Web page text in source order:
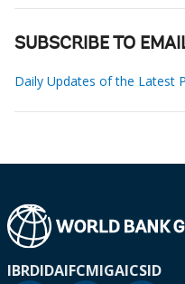
SUBSCRIBE TO
Daily Updates of the Latest
IBRDIDAIFCMIGAICSID